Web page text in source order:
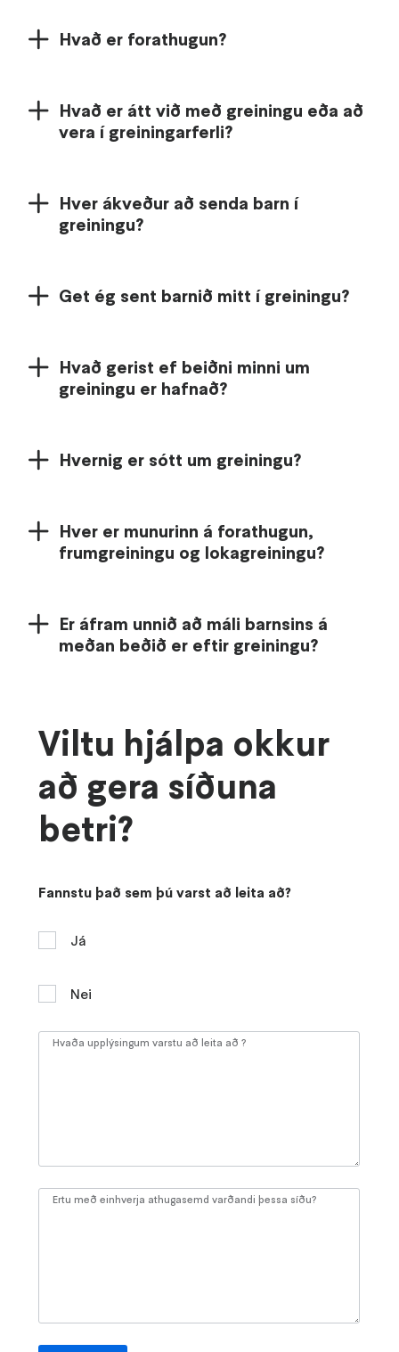
Hvað er forathugun?
Hvað er átt við með greiningu eða að
vera í greiningarferli?
Hver ákveður að senda barn í
greiningu?
Get ég sent barnið mitt í greiningu?
Hvað gerist ef beiðni minni um
greiningu er hafnað?
Hvernig er sótt um greiningu?
Hver er munurinn á forathugun,
frumgreiningu og lokagreiningu?
Er áfram unnið að máli barnsins á
meðan beðið er eftir greiningu?